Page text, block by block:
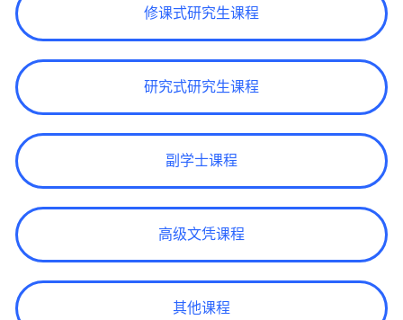
修课式研究生课程
研究式研究生课程
副学士课程
高级文凭课程
其他课程